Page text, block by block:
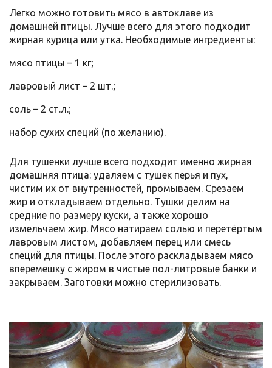
Легко можно готовить мясо в автоклаве из
домашней птицы. Лучше всего для этого подходит
жирная курица или утка. Необходимые ингредиенты:
мясо птицы – 1 кг;
лавровый лист – 2 шт.;
соль – 2 ст.л.;
набор сухих специй (по желанию).
Для тушенки лучше всего подходит именно жирная
домашняя птица: удаляем с тушек перья и пух,
чистим их от внутренностей, промываем. Срезаем
жир и откладываем отдельно. Тушки делим на
средние по размеру куски, а также хорошо
измельчаем жир. Мясо натираем солью и перетёртым
лавровым листом, добавляем перец или смесь
специй для птицы. После этого раскладываем мясо
вперемешку с жиром в чистые пол-литровые банки и
закрываем. Заготовки можно стерилизовать.